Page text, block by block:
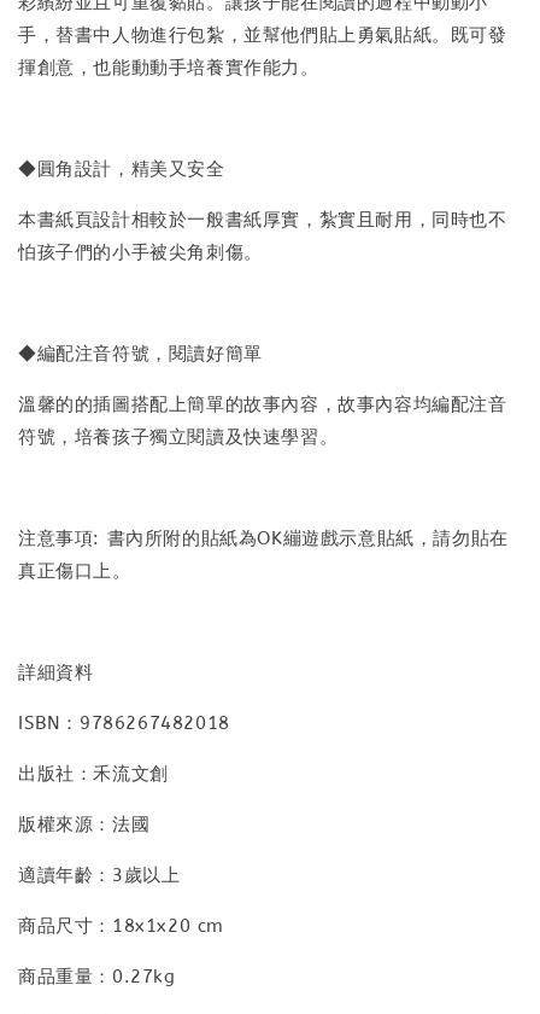
手，替書中人物進行包紮，並幫他們貼上勇氣貼紙。既可發
揮創意，也能動動手培養實作能力。
◆圓角設計，精美又安全
本書紙頁設計相較於一般書紙厚實，紮實且耐用，同時也不
怕孩子們的小手被尖角刺傷。
◆編配注音符號，閱讀好簡單
溫馨的的插圖搭配上簡單的故事內容，故事內容均編配注音
符號，培養孩子獨立閱讀及快速學習。
注意事項: 書內所附的貼紙為OK繃遊戲示意貼紙，請勿貼在
真正傷口上。
詳細資料
ISBN：9786267482018
出版社：禾流文創
版權來源：法國
適讀年齡：3歲以上
商品尺寸：18x1x20 cm
商品重量：0.27kg